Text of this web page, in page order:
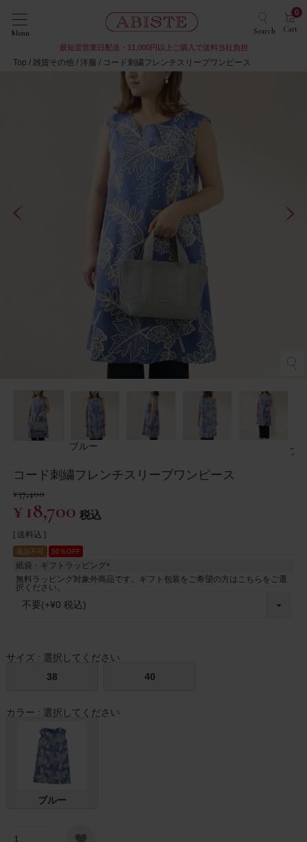
Menu Search Cart
0
最短翌営業日配送・11,000円以上ご購入で送料当社負担
Top 雑貨その他 洋服 コード刺繍フレンチスリーブワンピース
ブルー ブ
コード刺繍フレンチスリーブワンピース
¥37,400
¥18,700 税込
送料込
返品不可 50％OFF
紙袋・ギフトラッピング
(
必
無料ラッピング対象外商品です。ギフト包装をご希望の方はこちらをご選
択ください。
サイズ
選択してください
38
40
カラー 選択してください
ブルー